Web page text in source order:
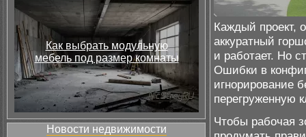
Как выбрать модульную
мебель под размер комнаты
Новости недвижимости
Каждый проект,
аккуратный
и работает. Но
Ошибки в
игнорирование
перегруженную
Чтобы рабочая